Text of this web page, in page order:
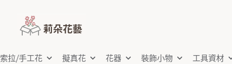
索拉⧸手工花 擬真花 花器 裝飾小物 工具資材